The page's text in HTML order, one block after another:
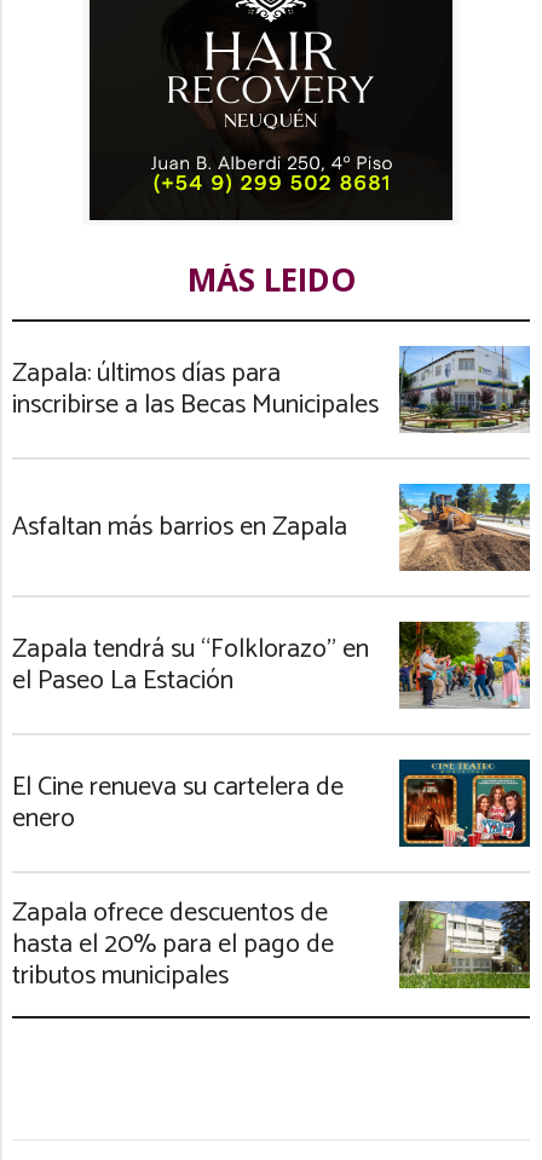
MÁS LEIDO
Zapala: últimos días para
inscribirse a las Becas Municipales
Asfaltan más barrios en Zapala
Zapala tendrá su “Folklorazo” en
el Paseo La Estación
El Cine renueva su cartelera de
enero
Zapala ofrece descuentos de
hasta el 20% para el pago de
tributos municipales